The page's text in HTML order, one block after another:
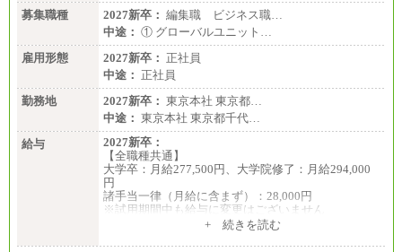
募集職種
2027新卒： 編集職 ビジネス職…
中途： ① グローバルユニット…
雇用形態
2027新卒： 正社員
中途： 正社員
勤務地
2027新卒： 東京本社 東京都…
中途： 東京本社 東京都千代…
給与
2027新卒：
【全職種共通】
大学卒：月給277,500円、大学院修了：月給294,000
円
諸手当一律（月給に含まず）：28,000円
※試用期間中も給与に変更はございません
+ 続きを読む